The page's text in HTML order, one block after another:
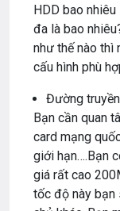
HDD bao
đa là bao
như thế nào thì
cấu hình phù
Đường
Bạn cần quan
card mạng
giới hạn….Bạn
giá rất cao
tốc độ này bạn